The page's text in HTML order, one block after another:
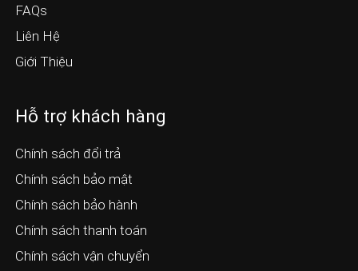
FAQs
Liên Hệ
Giới Thiệu
Hỗ trợ khách hàng
Chính sách đổi trả
Chính sách bảo mật
Chính sách bảo hành
Chính sách thanh toán
Chính sách vận chuyển